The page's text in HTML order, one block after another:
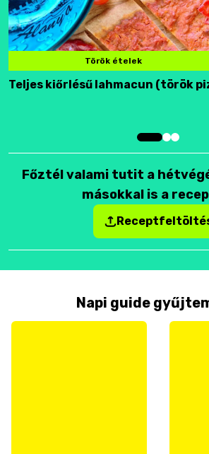
Török ételek
Teljes kiőrlésű lahmacun (török
Főztél valami tutit a
másokkal is a
Napi guide